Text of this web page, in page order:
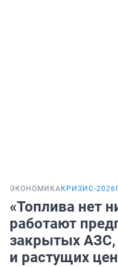
ЭКОНОМИКА КРИЗИС-2026
«Топлива нет
работают
закрытых АЗС,
и растущих